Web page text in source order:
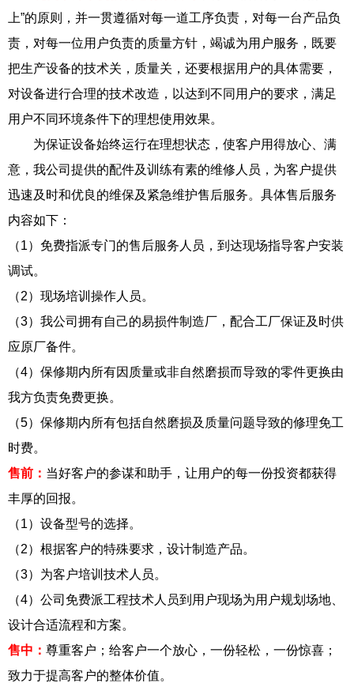
上”的原则，并一贯遵循对每一道工序负责，对每一台产品负
责，对每一位用户负责的质量方针，竭诚为用户服务，既要
把生产设备的技术关，质量关，还要根据用户的具体需要，
对设备进行合理的技术改造，以达到不同用户的要求，满足
用户不同环境条件下的理想使用效果。
为保证设备始终运行在理想状态，使客户用得放心、满
意，我公司提供的配件及训练有素的维修人员，为客户提供
迅速及时和优良的维保及紧急维护售后服务。具体售后服务
内容如下：
（1）免费指派专门的售后服务人员，到达现场指导客户安装
调试。
（2）现场培训操作人员。
（3）我公司拥有自己的易损件制造厂，配合工厂保证及时供
应原厂备件。
（4）保修期内所有因质量或非自然磨损而导致的零件更换由
我方负责免费更换。
（5）保修期内所有包括自然磨损及质量问题导致的修理免工
时费。
售前： 当好客户的参谋和助手，让用户的每一份投资都获得
丰厚的回报。
（1）设备型号的选择。
（2）根据客户的特殊要求，设计制造产品。
（3）为客户培训技术人员。
（4）公司免费派工程技术人员到用户现场为用户规划场地、
设计合适流程和方案。
售中： 尊重客户；给客户一个放心，一份轻松，一份惊喜；
致力于提高客户的整体价值。